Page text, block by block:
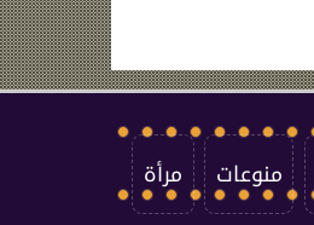
منوعات مرأة